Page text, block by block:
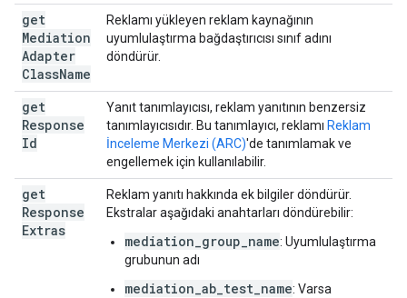
get
Mediation
Adapter
ClassName
Reklamı yükleyen reklam kaynağının
uyumlulaştırma bağdaştırıcısı sınıf adını
döndürür.
get
Response
Id
Yanıt tanımlayıcısı, reklam yanıtının benzersiz
tanımlayıcısıdır. Bu tanımlayıcı, reklamı Reklam
İnceleme Merkezi (ARC)'de tanımlamak ve
engellemek için kullanılabilir.
get
Response
Extras
Reklam yanıtı hakkında ek bilgiler döndürür.
Ekstralar aşağıdaki anahtarları döndürebilir:
mediation_group_name: Uyumlulaştırma
grubunun adı
mediation_ab_test_name: Varsa